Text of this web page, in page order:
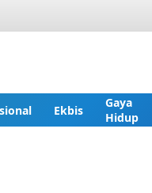
Ekbis
Gaya
Hidup